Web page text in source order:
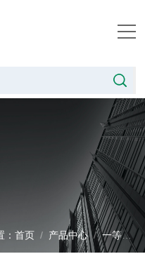
：首页 / 产品中心/一等标准水银温度计